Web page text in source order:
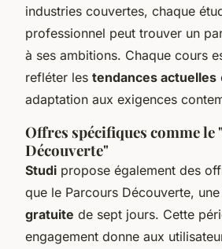
industries couvertes, chaque
professionnel peut trouver un
à ses ambitions. Chaque cours
refléter les tendances actuelles
adaptation aux exigences
Offres spécifiques comme le
Découverte"
Studi propose également des
que le Parcours Découverte, une
gratuite de sept jours. Cette
engagement donne aux